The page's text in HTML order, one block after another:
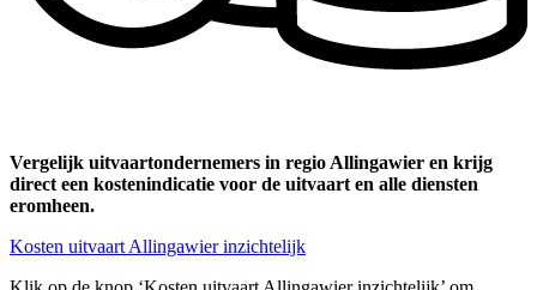
Vergelijk uitvaartondernemers in regio Allingawier en krijg
direct een kostenindicatie voor de uitvaart en alle diensten
eromheen.
Kosten uitvaart Allingawier inzichtelijk